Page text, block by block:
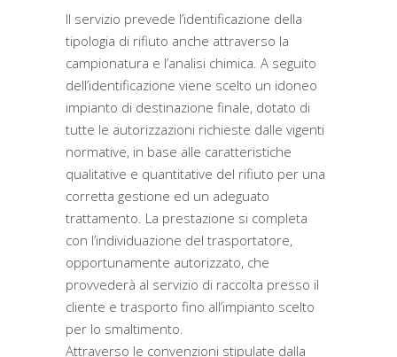
Il servizio prevede l’identificazione della
tipologia di rifiuto anche attraverso la
campionatura e l’analisi chimica. A seguito
dell’identificazione viene scelto un idoneo
impianto di destinazione finale, dotato di
tutte le autorizzazioni richieste dalle vigenti
normative, in base alle caratteristiche
qualitative e quantitative del rifiuto per una
corretta gestione ed un adeguato
trattamento. La prestazione si completa
con l’individuazione del trasportatore,
opportunamente autorizzato, che
provvederà al servizio di raccolta presso il
cliente e trasporto fino all’impianto scelto
per lo smaltimento.
Attraverso le convenzioni stipulate dalla